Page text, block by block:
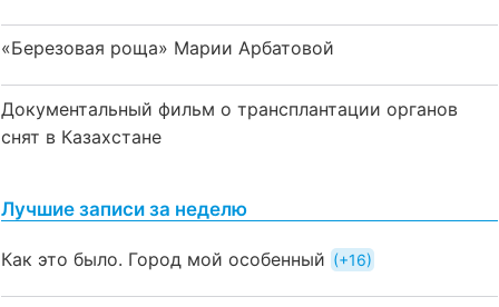
«Березовая роща» Марии Арбатовой
Документальный фильм о трансплантации органов
снят в Казахстане
Лучшие записи за неделю
Как это было. Город мой особенный +16